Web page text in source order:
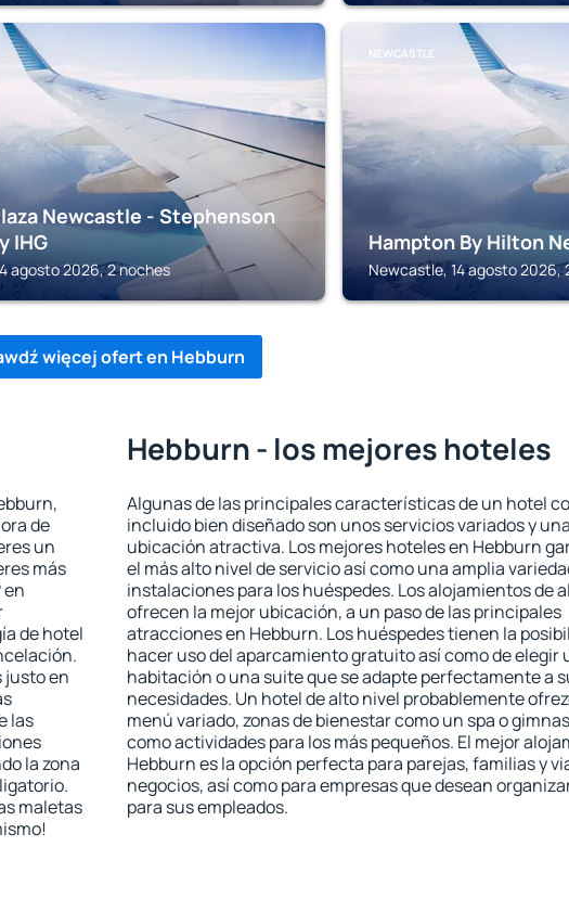
Newcastle - Stephenson
IHG
agosto 2026, 2 noches
NEWCASTLE
Hampton By Hilton
Newcastle, 14 agosto 2026,
więcej ofert en Hebburn
de
un
más
en
de hotel
justo en
las
la zona
maletas
Hebburn - los mejores hoteles
Algunas de las principales características de un hotel
incluido bien diseñado son unos servicios variados y una
ubicación atractiva. Los mejores hoteles en Hebburn
el más alto nivel de servicio así como una amplia
instalaciones para los huéspedes. Los alojamientos de
ofrecen la mejor ubicación, a un paso de las principales
atracciones en Hebburn. Los huéspedes tienen la
hacer uso del aparcamiento gratuito así como de elegir
habitación o una suite que se adapte perfectamente a
necesidades. Un hotel de alto nivel probablemente
menú variado, zonas de bienestar como un spa o
como actividades para los más pequeños. El mejor
Hebburn es la opción perfecta para parejas, familias y
negocios, así como para empresas que desean
para sus empleados.